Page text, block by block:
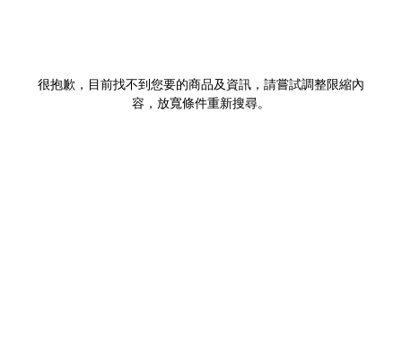
很抱歉，目前找不到您要的商品及資訊，請嘗試調整限縮內
容，放寬條件重新搜尋。